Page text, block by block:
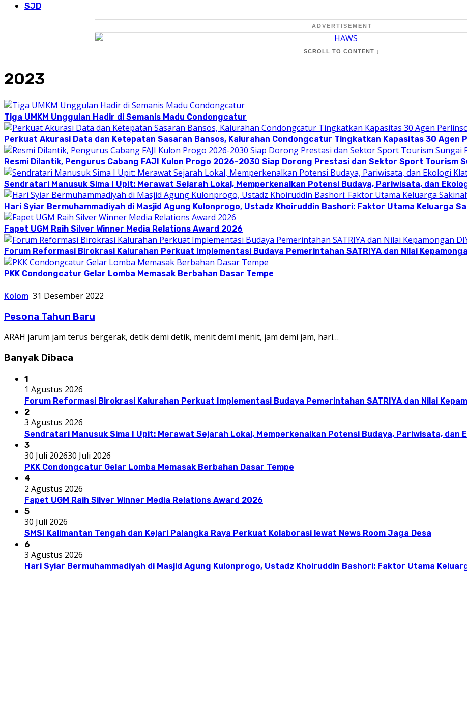
SJD
ADVERTISEMENT
SCROLL TO CONTENT ↓
2023
Tiga UMKM Unggulan Hadir di Semanis Madu Condongcatur
Perkuat Akurasi Data dan Ketepatan Sasaran Bansos, Kalurahan Condongcatur Tingkatkan Kapasitas 30 Agen
Resmi Dilantik, Pengurus Cabang FAJI Kulon Progo 2026-2030 Siap Dorong Prestasi dan Sektor Sport Tourism
Sendratari Manusuk Sima I Upit: Merawat Sejarah Lokal, Memperkenalkan Potensi Budaya, Pariwisata, dan
Hari Syiar Bermuhammadiyah di Masjid Agung Kulonprogo, Ustadz Khoiruddin Bashori: Faktor Utama Keluarga
Fapet UGM Raih Silver Winner Media Relations Award 2026
Forum Reformasi Birokrasi Kalurahan Perkuat Implementasi Budaya Pemerintahan SATRIYA dan Nilai
PKK Condongcatur Gelar Lomba Memasak Berbahan Dasar Tempe
Kolom 31 Desember 2022
Pesona Tahun Baru
ARAH jarum jam terus bergerak, detik demi detik, menit demi menit, jam demi jam, hari…
Banyak Dibaca
1
1 Agustus 2026
Forum Reformasi Birokrasi Kalurahan Perkuat Implementasi Budaya Pemerintahan SATRIYA dan Nilai
2
3 Agustus 2026
Sendratari Manusuk Sima I Upit: Merawat Sejarah Lokal, Memperkenalkan Potensi Budaya, Pariwisata, dan
3
30 Juli 202630 Juli 2026
PKK Condongcatur Gelar Lomba Memasak Berbahan Dasar Tempe
4
2 Agustus 2026
Fapet UGM Raih Silver Winner Media Relations Award 2026
5
30 Juli 2026
SMSI Kalimantan Tengah dan Kejari Palangka Raya Perkuat Kolaborasi lewat News Room Jaga Desa
6
3 Agustus 2026
Hari Syiar Bermuhammadiyah di Masjid Agung Kulonprogo, Ustadz Khoiruddin Bashori: Faktor Utama